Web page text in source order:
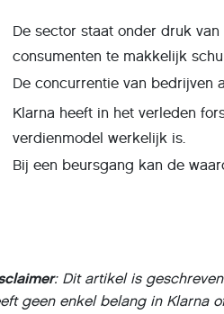
De sector staat onder druk
consumenten te makkelijk
De concurrentie van bedrijven
Klarna heeft in het verleden
verdienmodel werkelijk is.
Bij een beursgang kan de
: Dit artikel is
geen enkel belang in Klarna